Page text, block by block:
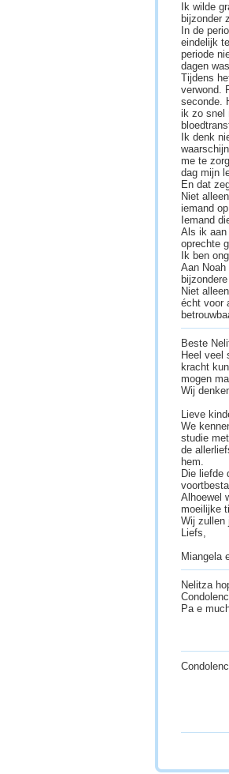
Ik wilde
bijzonder
In de
eindelijk
periode
dagen
Tijdens
verwond.
seconde.
ik zo snel
Ik denk
me te
dag mijn
En dat
Niet
iemand
Iemand
Als ik aan
oprechte
Ik ben
Aan
Niet
écht voor
Beste
Heel veel
kracht
mogen
Wij
Lieve
We
studie
de
hem.
Die liefde
Alhoewel
moeilijke
Wij zullen
Liefs,
Miangela
Nelitza
Pa e